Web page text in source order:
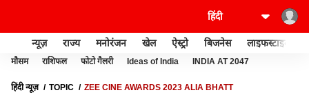
न्यूज़ राज्य मनोरंजन खेल ऐस्ट्रो बिजनेस लाइफस्टाइल
मौसम राशिफल फोटो गैलरी Ideas of India INDIA AT 2047
हिंदी न्यूज़ TOPIC ZEE CINE AWARDS 2023 ALIA BHATT